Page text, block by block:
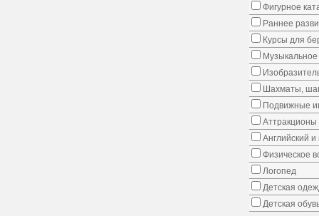
Фигурное
Раннее
Курсы для
Шахматы,
Подвижные
Аттракционы
Английский
Физическое
Логопед
Детская
Детская